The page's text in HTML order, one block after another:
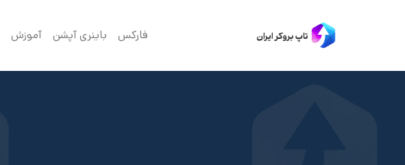
فارکس باینری آپشن آموزش